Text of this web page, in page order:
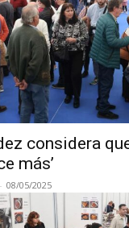
considera
más’
- 08/05/2025